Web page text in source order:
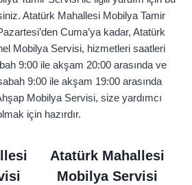
Atatürk Mahallesi Mobilya Tamir
Cuma’ya kadar, Atatürk
Mobilya Servisi, hizmetleri saatleri
9:00 ile akşam 20:00 arasında ve
9:00 ile akşam 19:00 arasında
Mobilya Servisi, size yardımcı
için hazırdır.
Atatürk Mahallesi
Mobilya Servisi